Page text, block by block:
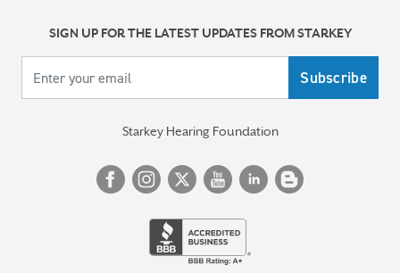
SIGN UP FOR THE LATEST UPDATES FROM STARKEY
Starkey Hearing Foundation